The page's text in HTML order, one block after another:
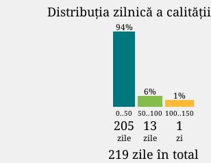
Distribuția zilnică a
94%
6% 1%
0..50 50..100 100..150
205 13 1
zile zile zi
219 zile în total